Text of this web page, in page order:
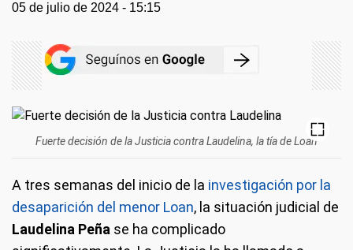
05 de julio de 2024 - 15:15
Fuerte decisión de la Justicia contra Laudelina, la tía de Loan
A tres semanas del inicio de la investigación por la
desaparición del menor Loan, la situación judicial de
Laudelina Peña se ha complicado